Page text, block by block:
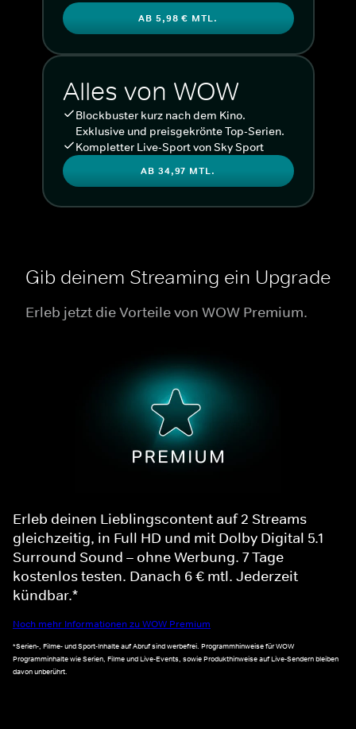
AB 5,98 € MTL.
Alles von WOW
Blockbuster kurz nach dem Kino.
Exklusive und preisgekrönte Top-Serien.
Kompletter Live-Sport von Sky Sport
AB 34,97 MTL.
Gib deinem Streaming ein Upgrade
Erleb jetzt die Vorteile von WOW Premium.
Erleb deinen Lieblingscontent auf 2 Streams
gleichzeitig, in Full HD und mit Dolby Digital 5.1
Surround Sound – ohne Werbung. 7 Tage
kostenlos testen. Danach 6 € mtl. Jederzeit
kündbar.*
Noch mehr Informationen zu WOW Premium
*Serien-, Filme- und Sport-Inhalte auf Abruf sind werbefrei. Programmhinweise für WOW
Programminhalte wie Serien, Filme und Live-Events, sowie Produkthinweise auf Live-Sendern bleiben
davon unberührt.